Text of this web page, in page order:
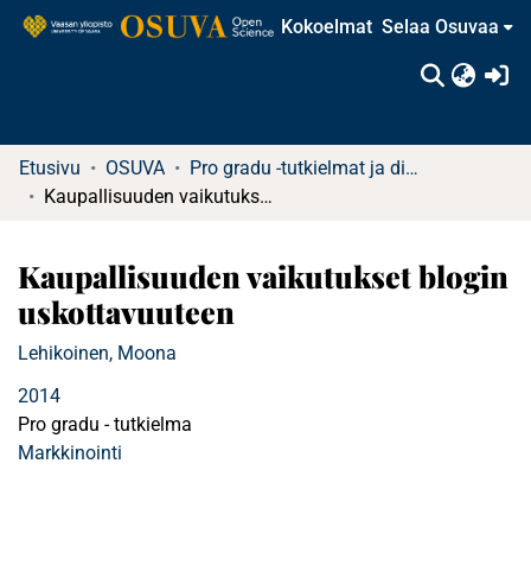
Kokoelmat Selaa Osuvaa
Etusivu OSUVA
Pro gradu -tutkielmat ja diplomityöt (rajattu saatavuus)
Kaupallisuuden vaikutukset blogin uskottavuuteen
Kaupallisuuden vaikutukset blogin
uskottavuuteen
Lehikoinen, Moona
2014
Pro gradu - tutkielma
Markkinointi